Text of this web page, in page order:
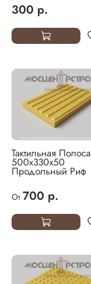
300 р.
Тактильная Полоса
500х330х50
Продольный Риф
От 700 р.